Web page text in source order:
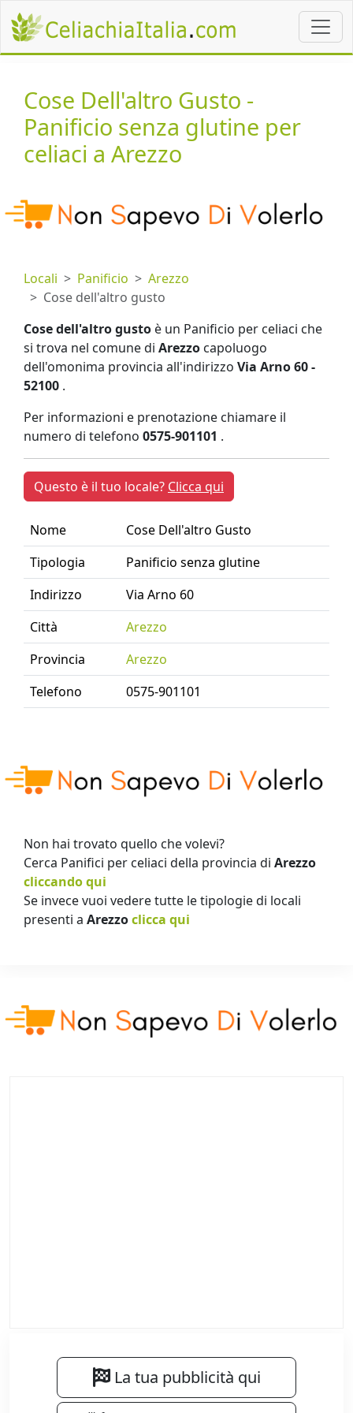
Cose Dell'altro Gusto -
Panificio senza glutine per
celiaci a Arezzo
Locali Panificio
Arezzo
Cose dell'altro gusto
Cose dell'altro gusto è un Panificio per celiaci che
si trova nel comune di Arezzo capoluogo
dell'omonima provincia all'indirizzo Via Arno 60 -
52100 .
Per informazioni e prenotazione chiamare il
numero di telefono 0575-901101 .
Questo è il tuo locale? Clicca qui
Nome
Cose Dell'altro Gusto
Tipologia
Panificio senza glutine
Indirizzo
Via Arno 60
Città
Arezzo
Provincia
Arezzo
Telefono
0575-901101
Non hai trovato quello che volevi?
Cerca Panifici per celiaci della provincia di Arezzo
cliccando qui
Se invece vuoi vedere tutte le tipologie di locali
presenti a Arezzoclicca qui
La tua pubblicità qui